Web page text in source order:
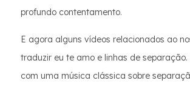
profundo contentamento.
E agora alguns vídeos relacionados ao
traduzir eu te amo e linhas de
com uma música clássica sobre